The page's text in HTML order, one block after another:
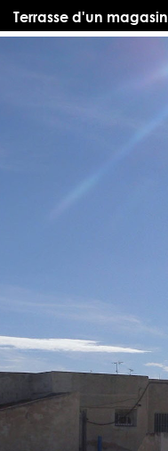
Terrasse d'un magasin